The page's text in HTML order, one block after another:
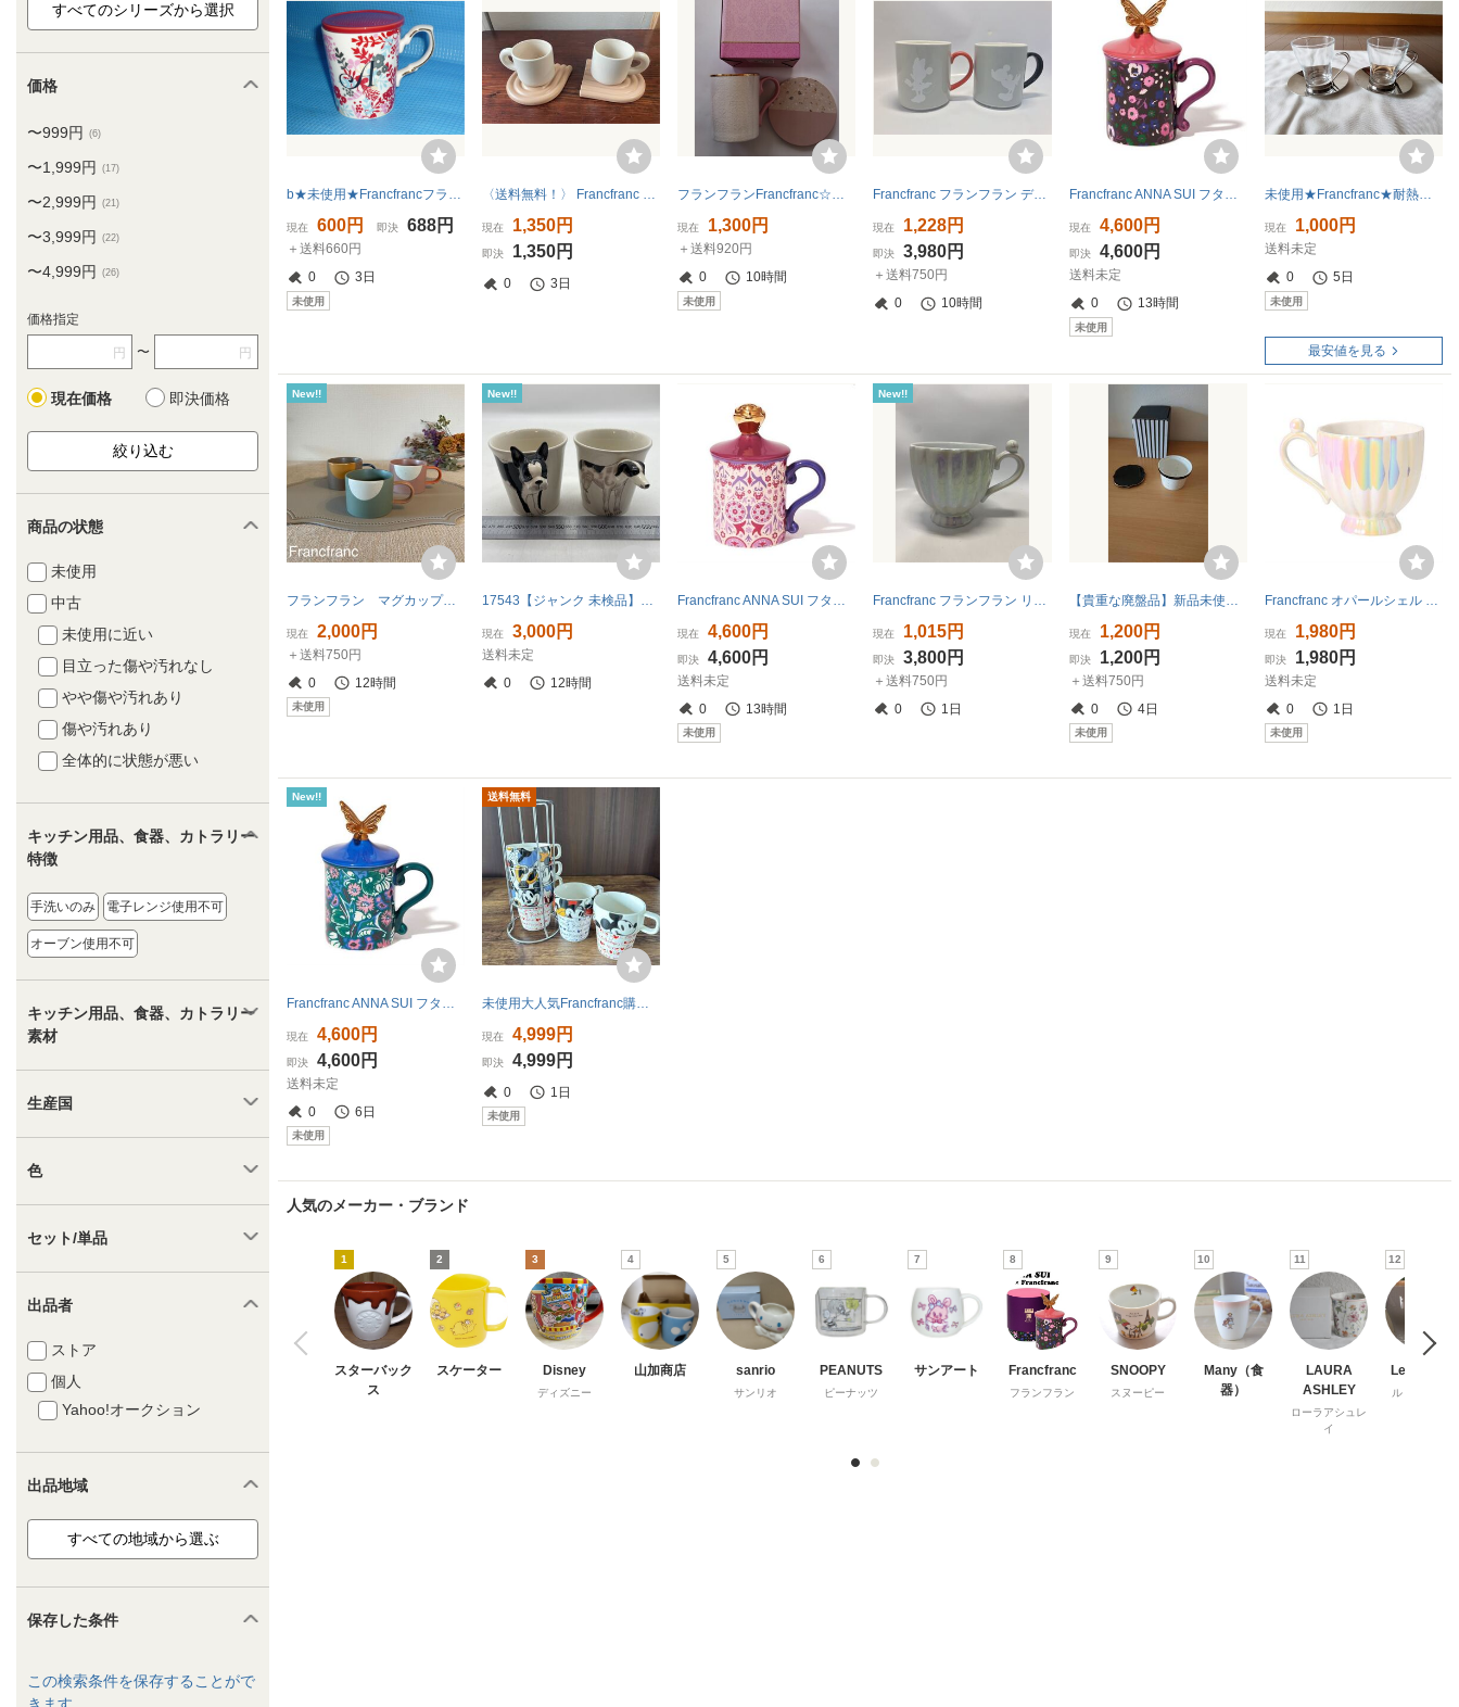
価格
〜999円 (6)
〜1,999円 (17)
〜2,999円 (21)
〜3,999円 (22)
〜4,999円 (26)
価格指定
円 〜 円
現在価格 即決価格
商品の状態
未使用
中古
未使用に近い
目立った傷や汚れなし
やや傷や汚れあり
傷や汚れあり
全体的に状態が悪い
キッチン用品、食器、カトラリー
特徴
手洗いのみ 電子レンジ使用不可
オーブン使用不可
キッチン用品、食器、カトラリー
素材
生産国
色
セット/単品
出品者
ストア
個人
Yahoo!オークション
出品地域
保存した条件
この検索条件を保存することがで
b★未使用★Francfrancフランフラン イニシャルA入り フタとコースター両使い可能マグカップ
現在 600円 即決 688円
＋送料660円
0
3日
未使用
〈送料無料！〉 Francfranc フランフラン マグカップ コーヒーカップ
現在 1,350円
即決 1,350円
0 3日
フランフランFrancfranc☆花柄エンボス加工マグカップ&鍋敷きコースター☆ピンク系☆未使用(タグシール付)☆ギフトバッグ&紙袋あり
現在 1,300円
＋送料920円
0
10時間
未使用
Francfranc フランフラン ディズニー ペアマグカップセット
現在 1,228円
即決 3,980円
＋送料750円
0
10時間
Francfranc ANNA SUI フタ付きマグ フラワー ピンク マグカップ フランフラン アナスイ
現在 4,600円
即決 4,600円
送料未定
0
13時間
未使用
未使用★Francfranc★耐熱マグ＆ソーサー★2客セット
現在 1,000円
送料未定
0
5日
未使用
最安値を見る
New!!
フランフラン マグカップ まとめ売り タンブラー リラクシング マグ コップ インテリア 韓国 ニュアンス ソーサー 食器 陶器 未使用
現在 2,000円
＋送料750円
0
12時間
未使用
New!!
現在 3,000円
送料未定
0
12時間
現在 4,600円
即決 4,600円
送料未定
0
13時間
未使用
New!!
現在 1,015円
即決 3,800円
＋送料750円
0
1日
現在 1,200円
即決 1,200円
＋送料750円
0
4日
未使用
現在 1,980円
即決 1,980円
送料未定
0
1日
未使用
New!!
現在 4,600円
即決 4,600円
送料未定
0
6日
未使用
送料無料
現在 4,999円
即決 4,999円
0 1日
未使用
人気のメーカー・ブランド
1
スターバック
ス
2
スケーター
3
Disney
ディズニー
4
山加商店
5
sanrio
サンリオ
6
PEANUTS
ピーナッツ
7
サンアート
8
Francfranc
フランフラン
9
SNOOPY
スヌーピー
10
Many（食
器）
11
LAURA
ASHLEY
ローラアシュレ
イ
12
Le Creuset
ル・クルーゼ